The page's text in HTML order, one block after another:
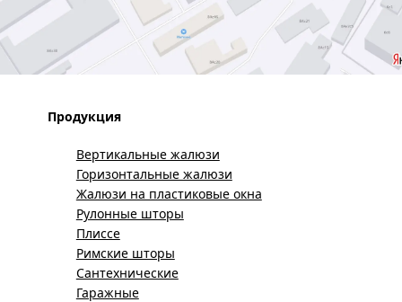
Продукция
Вертикальные жалюзи
Горизонтальные жалюзи
Жалюзи на пластиковые окна
Рулонные шторы
Плиссе
Римские шторы
Сантехнические
Гаражные